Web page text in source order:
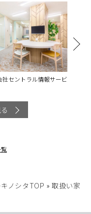
社セントラル情報サービ
ノシタTOP » 取扱い家